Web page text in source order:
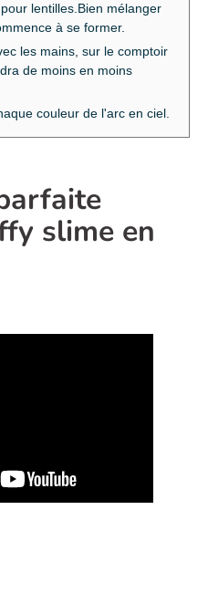
lentilles.Bien mélanger
à se former.
les mains, sur le comptoir
de moins en moins
couleur de l'arc en ciel.
slime en